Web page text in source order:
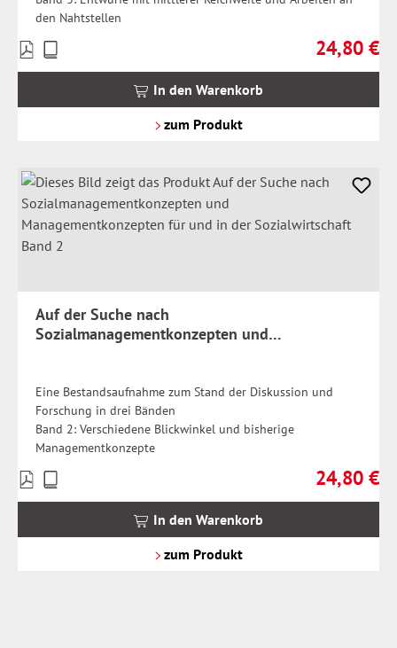
den Nahtstellen
Regulärer
24,80 €
Preise
inkl.
In den Warenkorb
zum Produkt
Auf der Suche nach
Sozialmanagementkonzepten und
Eine Bestandsaufnahme zum Stand der Diskussion und
Forschung in drei Bänden
Band 2: Verschiedene Blickwinkel und bisherige
Managementkonzepte
Regulärer
24,80 €
Preise
inkl.
In den Warenkorb
zum Produkt